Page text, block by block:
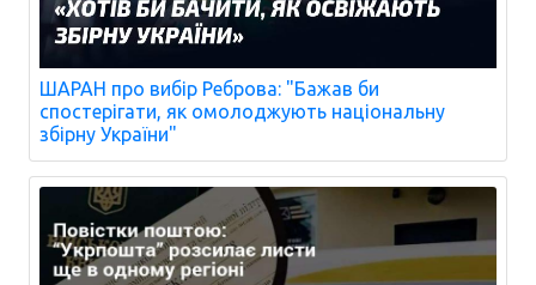
ШАРАН про вибір Реброва: "Бажав би
спостерігати, як омолоджують національну
збірну України"